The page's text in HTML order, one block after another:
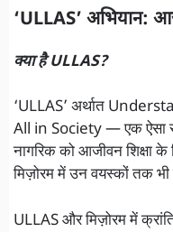
‘ULLAS’ अभियान:
क्या है ULLAS?
‘ULLAS’ अर्थात
All in Society — एक ऐसा
नागरिक को आजीवन शिक्षा
मिज़ोरम में उन वयस्कों तक भी
ULLAS और मिज़ोरम में